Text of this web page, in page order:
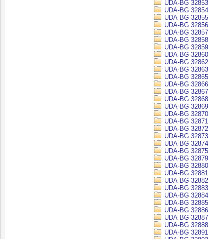
UDA-BG 32853
UDA-BG 32854
UDA-BG 32855
UDA-BG 32856
UDA-BG 32857
UDA-BG 32858
UDA-BG 32859
UDA-BG 32860
UDA-BG 32862
UDA-BG 32863
UDA-BG 32865
UDA-BG 32866
UDA-BG 32867
UDA-BG 32868
UDA-BG 32869
UDA-BG 32870
UDA-BG 32871
UDA-BG 32872
UDA-BG 32873
UDA-BG 32874
UDA-BG 32875
UDA-BG 32879
UDA-BG 32880
UDA-BG 32881
UDA-BG 32882
UDA-BG 32883
UDA-BG 32884
UDA-BG 32885
UDA-BG 32886
UDA-BG 32887
UDA-BG 32888
UDA-BG 32891